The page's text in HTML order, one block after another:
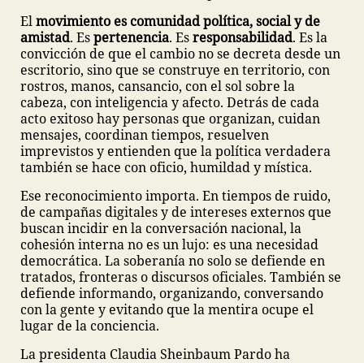
Elmovimiento es comunidad política, social y de
amistad. Espertenencia. Esresponsabilidad. Es la
convicción de que el cambio no se decreta desde un
escritorio, sino que se construye en territorio, con
rostros, manos, cansancio, con el sol sobre la
cabeza, con inteligencia y afecto. Detrás de cada
acto exitoso hay personas que organizan, cuidan
mensajes, coordinan tiempos, resuelven
imprevistos y entienden que la política verdadera
también se hace con oficio, humildad y mística.
Ese reconocimiento importa. En tiempos de ruido,
de campañas digitales y de intereses externos que
buscan incidir en la conversación nacional, la
cohesión interna no es un lujo: es una necesidad
democrática. La soberanía no solo se defiende en
tratados, fronteras o discursos oficiales. También se
defiende informando, organizando, conversando
con la gente y evitando que la mentira ocupe el
lugar de la conciencia.
La presidenta Claudia Sheinbaum Pardo ha